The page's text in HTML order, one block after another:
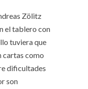
Zölitz
el tablero con
tuviera que
cartas como
dificultades
son